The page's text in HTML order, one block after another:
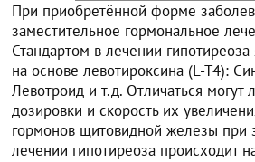
При приобретённой форме
заместительное гормональное
Стандартом в лечении
на основе левотироксина (L-T4):
Левотроид и т.д. Отличаться могут
дозировки и скорость их
гормонов щитовидной железы при
лечении гипотиреоза происходит